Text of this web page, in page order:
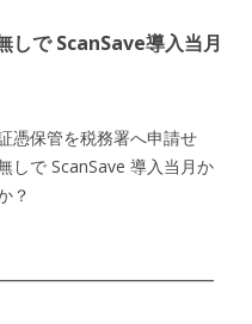
しで ScanSave導入当月
憑保管を税務署へ申請せ
しで ScanSave 導入当月か
？